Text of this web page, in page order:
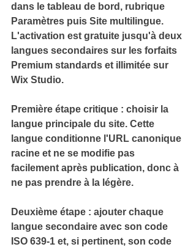
dans le tableau de bord, rubrique
Paramètres puis Site multilingue.
L'activation est gratuite jusqu'à deux
langues secondaires sur les forfaits
Premium standards et illimitée sur
Wix Studio.
Première étape critique : choisir la
langue principale du site. Cette
langue conditionne l'URL canonique
racine et ne se modifie pas
facilement après publication, donc à
ne pas prendre à la légère.
Deuxième étape : ajouter chaque
langue secondaire avec son code
ISO 639-1 et, si pertinent, son code